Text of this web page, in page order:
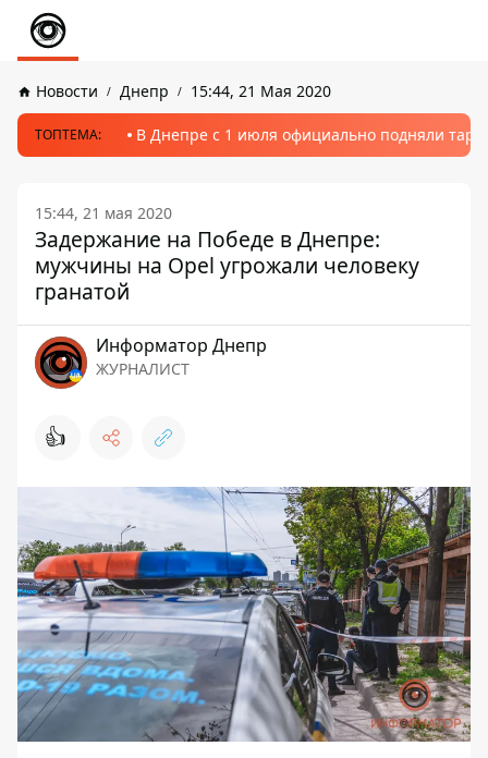
Новости Днепр 15:44, 21 Мая 2020
ТОПТЕМА: В Днепре с 1 июля официально подняли
15:44, 21 мая 2020
Задержание на Победе в Днепре:
мужчины на Opel угрожали человеку
гранатой
Информатор Днепр
ЖУРНАЛИСТ
👍